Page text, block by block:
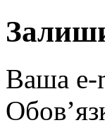
Ваша e-